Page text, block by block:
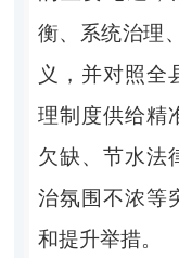
衡、系统治理
义，并对照全
理制度供给精
欠缺、节水法
治氛围不浓等
和提升举措。